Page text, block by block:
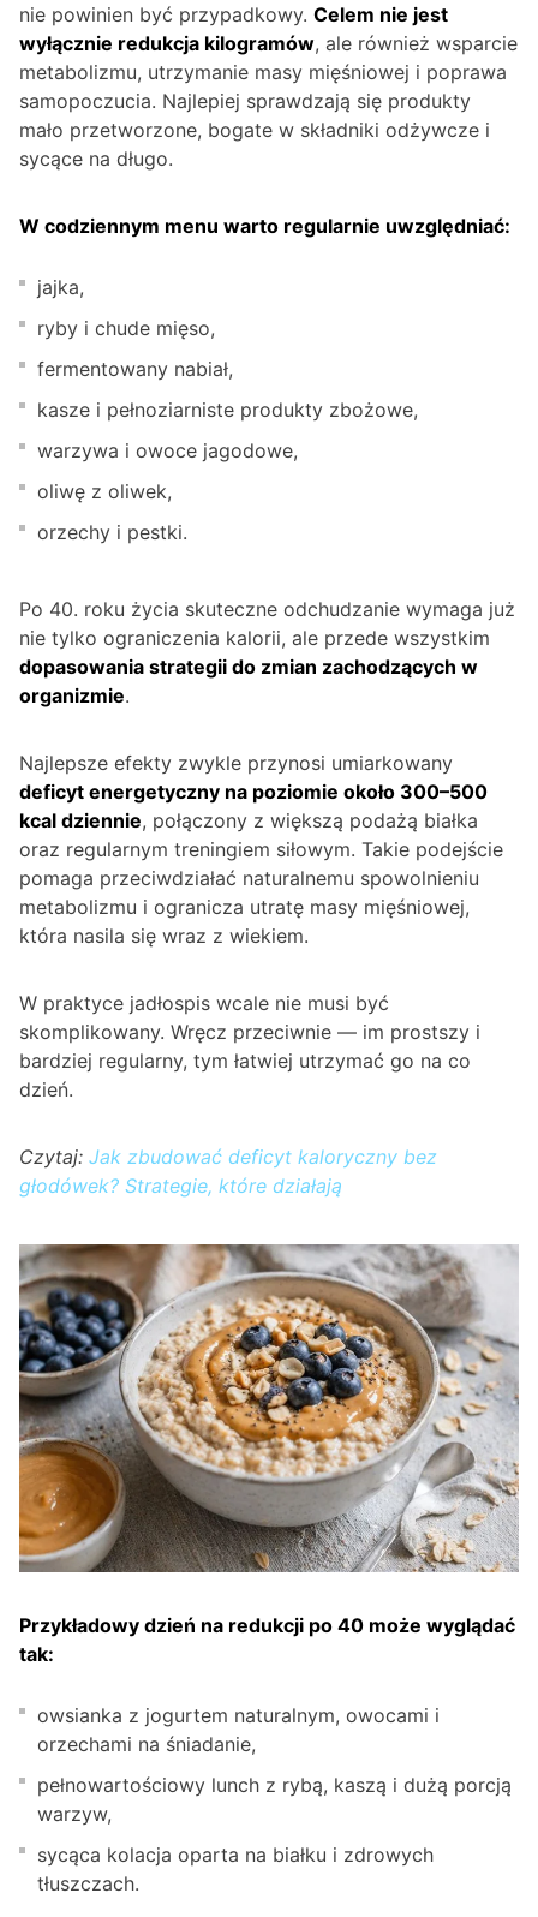
nie powinien być przypadkowy. Celem nie jest
wyłącznie redukcja kilogramów, ale również wsparcie
metabolizmu, utrzymanie masy mięśniowej i poprawa
samopoczucia. Najlepiej sprawdzają się produkty
mało przetworzone, bogate w składniki odżywcze i
sycące na długo.
W codziennym menu warto regularnie uwzględniać:
jajka,
ryby i chude mięso,
fermentowany nabiał,
kasze i pełnoziarniste produkty zbożowe,
warzywa i owoce jagodowe,
oliwę z oliwek,
orzechy i pestki.
Po 40. roku życia skuteczne odchudzanie wymaga już
nie tylko ograniczenia kalorii, ale przede wszystkim
dopasowania strategii do zmian zachodzących w
organizmie.
Najlepsze efekty zwykle przynosi umiarkowany
deficyt energetyczny na poziomie około 300–500
kcal dziennie, połączony z większą podażą białka
oraz regularnym treningiem siłowym. Takie podejście
pomaga przeciwdziałać naturalnemu spowolnieniu
metabolizmu i ogranicza utratę masy mięśniowej,
która nasila się wraz z wiekiem.
W praktyce jadłospis wcale nie musi być
skomplikowany. Wręcz przeciwnie — im prostszy i
bardziej regularny, tym łatwiej utrzymać go na co
dzień.
Czytaj: Jak zbudować deficyt kaloryczny bez
głodówek? Strategie, które działają
Przykładowy dzień na redukcji po 40 może wyglądać
tak:
owsianka z jogurtem naturalnym, owocami i
orzechami na śniadanie,
pełnowartościowy lunch z rybą, kaszą i dużą porcją
warzyw,
sycąca kolacja oparta na białku i zdrowych
tłuszczach.